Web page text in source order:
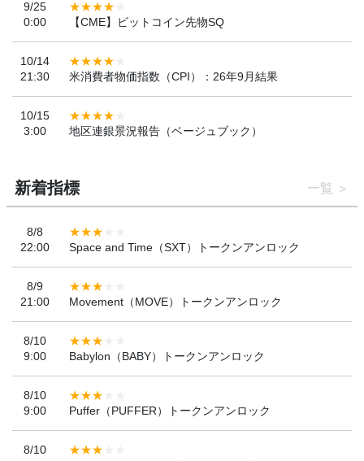
9/25
0:00
【CME】ビットコイン先物SQ
10/14
21:30
米消費者物価指数（CPI）：26年9月結果
10/15
3:00
地区連銀景況報告（ベージュブック）
新着指標 一覧
8/8
22:00
Space and Time（SXT）トークンアンロック
8/9
21:00
Movement（MOVE）トークンアンロック
8/10
9:00
Babylon（BABY）トークンアンロック
8/10
9:00
Puffer（PUFFER）トークンアンロック
8/10